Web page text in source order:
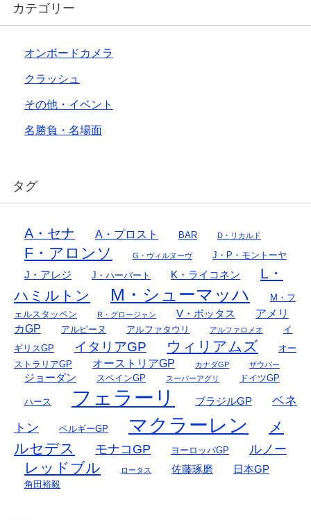
カテゴリー
オンボードカメラ
クラッシュ
その他・イベント
名勝負・名場面
タグ
A・セナ A・プロスト BAR D・リカルド
F・アロンソ G・ヴィルヌーヴ J・P・モントーヤ
J・アレジ J・ハーバート K・ライコネン
L・
ハミルトン
M・シューマッハ
M・フ
ェルスタッペン
R・グロージャン V・ボッタス
アメリ
カGP
アルピーヌ アルファタウリ アルファロメオ
イ
ギリスGP
イタリアGP ウィリアムズ
オー
ストラリアGP
オーストリアGP カナダGP ザウバー
ジョーダン スペインGP スーパーアグリ ドイツGP
ハース フェラーリ ブラジルGP
ベネ
トン
ベルギーGP マクラーレン
メ
ルセデス
モナコGP ヨーロッパGP ルノー
レッドブル ロータス 佐藤琢磨 日本GP
角田裕毅